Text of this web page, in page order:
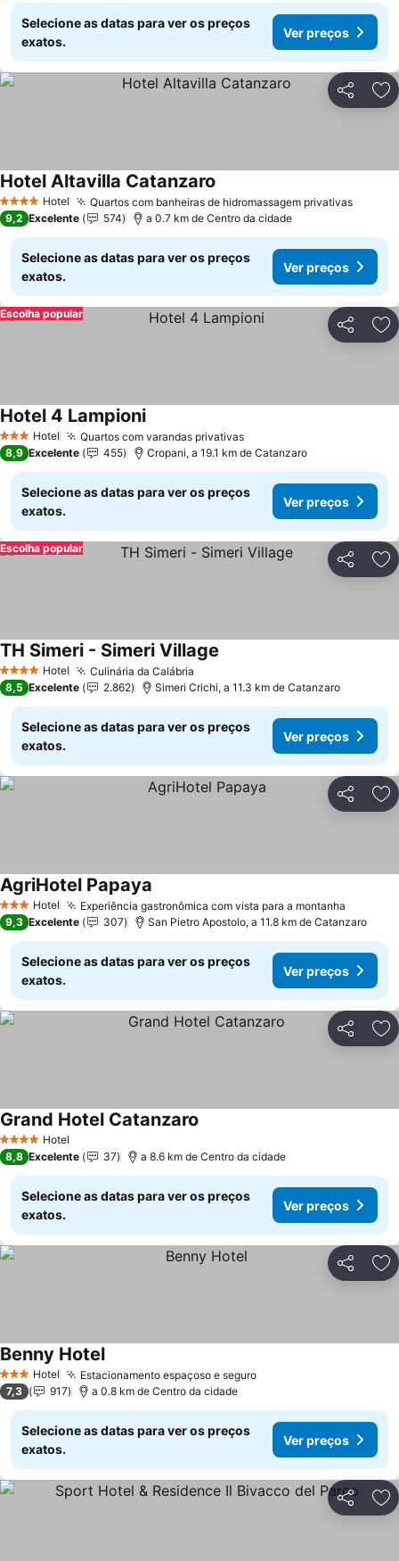
Selecione as datas para ver os preços
exatos.
Ver preços
Partilhar
4 EstrelasHotel Quartos com banheiras de hidromassagem privativasVer
Hotel Altavilla Catanzaro
9,2 Excelente 574 a 0.7 km de Centro da cidade
Selecione as datas para ver os preços
exatos.
Ver preços
Partilhar
Escolha popular
3 EstrelasHotel Quartos com varandas privativasVer preços
Hotel 4 LampioniVer preços
8,9 Excelente 455 Cropani, a 19.1 km de Catanzaro
Selecione as datas para ver os preços
exatos.
Ver preços
Partilhar
Escolha popular
4 EstrelasHotel Culinária da Calábria
TH Simeri - Simeri Village
8,5 Excelente 2.862 Simeri Crichi, a 11.3 km de Catanzaro
Selecione as datas para ver os preços
exatos.
Ver preços
Partilhar
3 EstrelasHotel Experiência gastronômica com vista para a montanha
AgriHotel Papaya
9,3 Excelente 307 San Pietro Apostolo, a 11.8 km de Catanzaro
Selecione as datas para ver os preços
exatos.
Ver preços
Partilhar
4 EstrelasHotel
Grand Hotel Catanzaro
8,8 Excelente 37 a 8.6 km de Centro da cidade
Selecione as datas para ver os preços
exatos.
Ver preços
Partilhar
3 EstrelasHotel Estacionamento espaçoso e seguroVer preços
Benny HotelVer preços
7,3 917 a 0.8 km de Centro da cidade
Selecione as datas para ver os preços
exatos.
Ver preços
Partilhar